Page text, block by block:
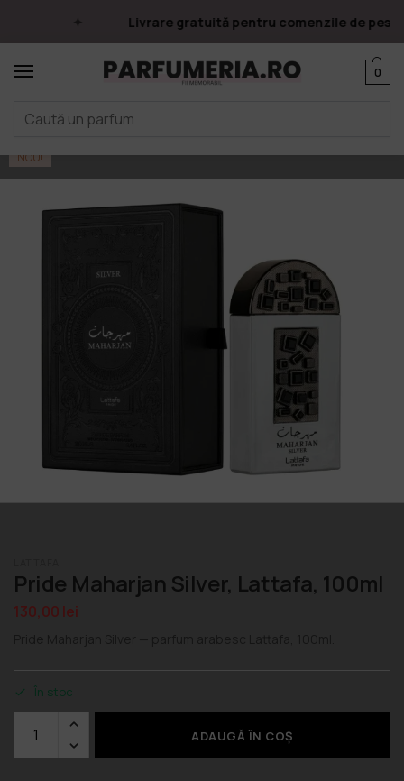
Livrare gratuită pentru comenzile de peste
0
Prima pagină / Parfumuri
NOU!
Pride Maharjan Silver, Lattafa, 100ml
130,00 lei
În stoc
ADAUGĂ ÎN COȘ